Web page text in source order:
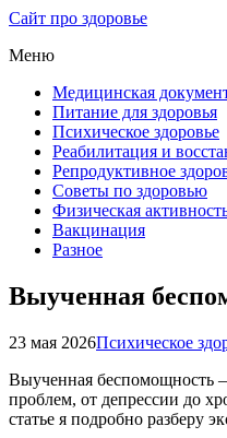
Сайт про здоровье
Меню
Медицинская
Питание для здоровья
Психическое здоровье
Реабилитация и
Репродуктивное
Советы по здоровью
Физическая
Вакцинация
Разное
Выученная
23 мая 2026Психическое
Выученная беспомощность
проблем, от депрессии до
статье я подробно разберу